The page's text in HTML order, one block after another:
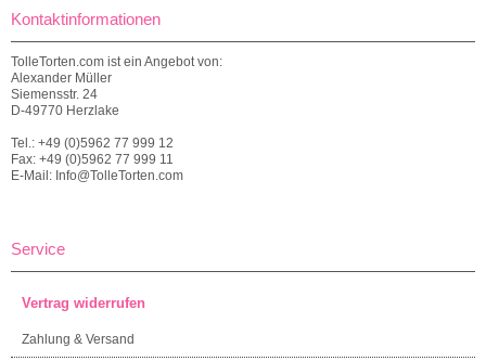
Kontaktinformationen
TolleTorten.com ist ein Angebot von:
Alexander Müller
Siemensstr. 24
D-49770 Herzlake
Tel.: +49 (0)5962 77 999 12
Fax: +49 (0)5962 77 999 11
E-Mail: Info@TolleTorten.com
Service
Vertrag widerrufen
Zahlung & Versand